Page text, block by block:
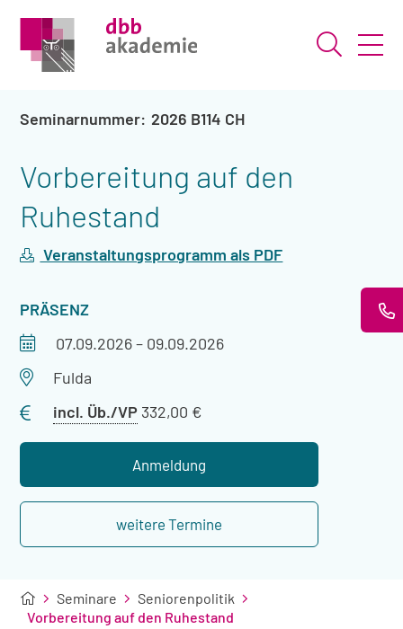
Suche
2026 B114 CH
Vorbereitung auf den
Ruhestand
Veranstaltungsprogramm als PDF
VERANSTALTUNGSART
PRÄSENZ
Veranstaltungszeitraum
07.09.2026– 09.09.2026
Veranstaltungsort
Fulda
incl. Üb./VP Preis
Übernachtung
332,00 €
Anmeldung
weitere Termine
Seminare
Seniorenpolitik
Vorbereitung auf den Ruhestand